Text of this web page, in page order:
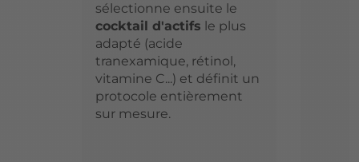
sélectionne ensuite le
cocktail d'actifs le plus
adapté (acide
tranexamique, rétinol,
vitamine C...) et définit un
protocole entièrement
sur mesure.